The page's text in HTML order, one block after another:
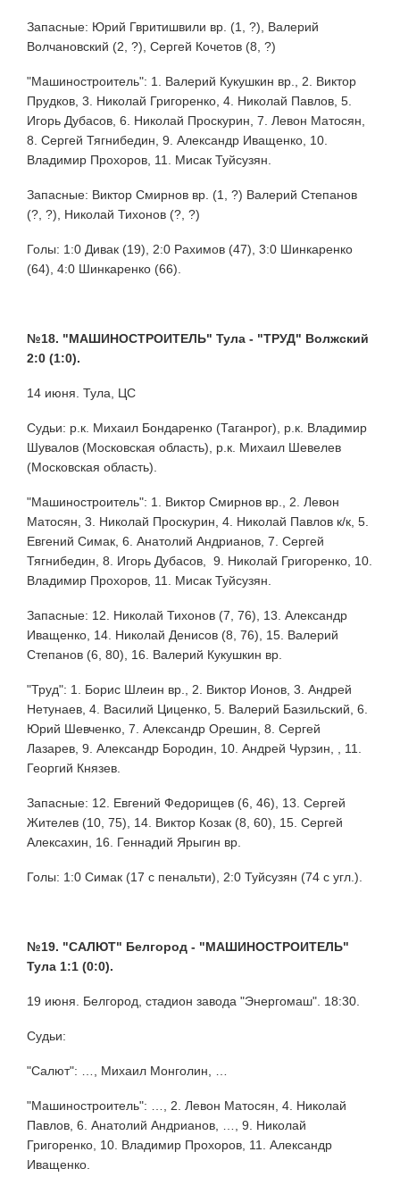
Запасные: Юрий Гвритишвили вр. (1, ?), Валерий
Волчановский (2, ?), Сергей Кочетов (8, ?)
"Машиностроитель": 1. Валерий Кукушкин вр., 2. Виктор
Прудков, 3. Николай Григоренко, 4. Николай Павлов, 5.
Игорь Дубасов, 6. Николай Проскурин, 7. Левон Матосян,
8. Сергей Тягнибедин, 9. Александр Иващенко, 10.
Владимир Прохоров, 11. Мисак Туйсузян.
Запасные: Виктор Смирнов вр. (1, ?) Валерий Степанов
(?, ?), Николай Тихонов (?, ?)
Голы: 1:0 Дивак (19), 2:0 Рахимов (47), 3:0 Шинкаренко
(64), 4:0 Шинкаренко (66).
№18. "МАШИНОСТРОИТЕЛЬ" Тула - "ТРУД" Волжский
2:0 (1:0).
14 июня. Тула, ЦС
Судьи: р.к. Михаил Бондаренко (Таганрог), р.к. Владимир
Шувалов (Московская область), р.к. Михаил Шевелев
(Московская область).
"Машиностроитель": 1. Виктор Смирнов вр., 2. Левон
Матосян, 3. Николай Проскурин, 4. Николай Павлов к/к, 5.
Евгений Симак, 6. Анатолий Андрианов, 7. Сергей
Тягнибедин, 8. Игорь Дубасов, 9. Николай Григоренко, 10.
Владимир Прохоров, 11. Мисак Туйсузян.
Запасные: 12. Николай Тихонов (7, 76), 13. Александр
Иващенко, 14. Николай Денисов (8, 76), 15. Валерий
Степанов (6, 80), 16. Валерий Кукушкин вр.
"Труд": 1. Борис Шлеин вр., 2. Виктор Ионов, 3. Андрей
Нетунаев, 4. Василий Циценко, 5. Валерий Базильский, 6.
Юрий Шевченко, 7. Александр Орешин, 8. Сергей
Лазарев, 9. Александр Бородин, 10. Андрей Чурзин, , 11.
Георгий Князев.
Запасные: 12. Евгений Федорищев (6, 46), 13. Сергей
Жителев (10, 75), 14. Виктор Козак (8, 60), 15. Сергей
Алексахин, 16. Геннадий Ярыгин вр.
Голы: 1:0 Симак (17 с пенальти), 2:0 Туйсузян (74 с угл.).
№19. "САЛЮТ" Белгород - "МАШИНОСТРОИТЕЛЬ"
Тула 1:1 (0:0).
19 июня. Белгород, стадион завода "Энергомаш". 18:30.
Судьи:
"Салют": …, Михаил Монголин, …
"Машиностроитель": …, 2. Левон Матосян, 4. Николай
Павлов, 6. Анатолий Андрианов, …, 9. Николай
Григоренко, 10. Владимир Прохоров, 11. Александр
Иващенко.